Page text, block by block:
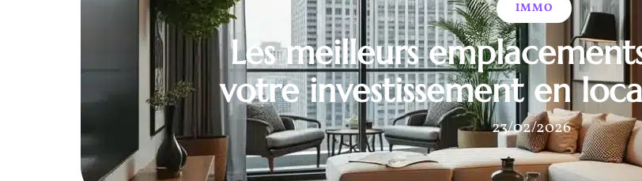
IMMO
Les meilleurs
votre investissement en
23/02/2026